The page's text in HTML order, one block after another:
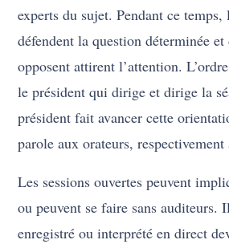
experts du sujet. Pendant ce temps,
défendent la question déterminée et
opposent attirent l’attention.
le président qui dirige et dirige la
président fait avancer cette
parole aux orateurs,
Les sessions ouvertes peuvent
ou peuvent se faire sans auditeurs.
enregistré ou interprété en direct